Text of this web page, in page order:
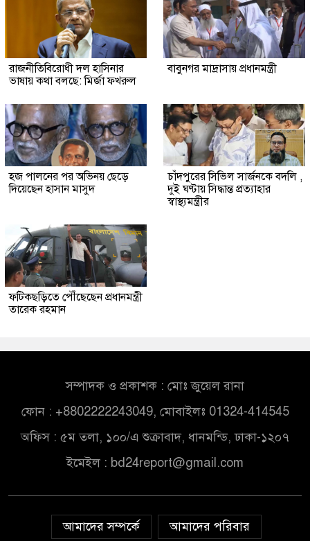
রাজনীতিবিরোধী দল হাসিনার
ভাষায় কথা বলছে: মির্জা ফখরুল
বাবুনগর মাদ্রাসায় প্রধানমন্ত্রী
হজ পালনের পর অভিনয় ছেড়ে
দিয়েছেন হাসান মাসুদ
চাঁদপুরের সিভিল সার্জনকে বদলি ,
দুই ঘণ্টায় সিদ্ধান্ত প্রত্যাহার
স্বাস্থ্যমন্ত্রীর
ফটিকছড়িতে পৌঁছেছেন প্রধানমন্ত্রী
তারেক রহমান
সম্পাদক ও প্রকাশক : মোঃ জুয়েল রানা
ফোন : +8802222243049, মোবাইলঃ 01324-414545
অফিস : ৫ম তলা, ১০০/এ শুক্রাবাদ, ধানমন্ডি, ঢাকা-১২০৭
ইমেইল : bd24report@gmail.com
আমাদের সম্পর্কে আমাদের পরিবার